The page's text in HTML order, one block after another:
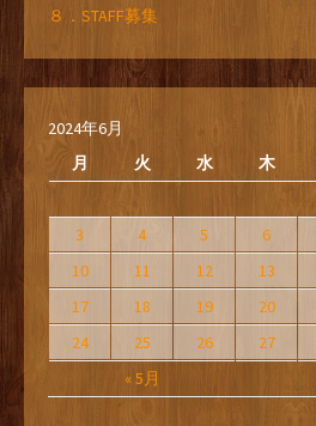
８．STAFF募集
2024年6月
月
火 水 木
« 5月
3
4 5 6
10
11 12 13
17
18 19 20
24
25 26 27